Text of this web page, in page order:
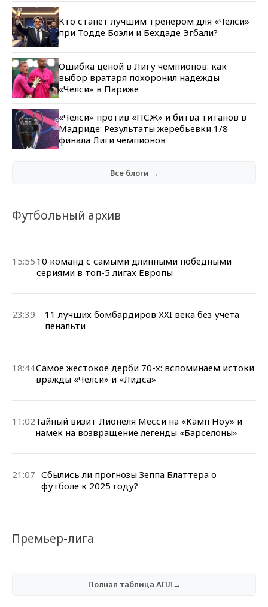
Кто станет лучшим тренером для «Челси»
при Тодде Боэли и Бехдаде Эгбали?
Ошибка ценой в Лигу чемпионов: как
выбор вратаря похоронил надежды
«Челси» в Париже
«Челси» против «ПСЖ» и битва титанов в
Мадриде: Результаты жеребьевки 1/8
финала Лиги чемпионов
Все блоги →
Футбольный архив
15:55 10 команд с самыми длинными победными
сериями в топ-5 лигах Европы
23:39
11 лучших бомбардиров XXI века без учета
пенальти
18:44Самое жестокое дерби 70-х: вспоминаем истоки
вражды «Челси» и «Лидса»
11:02Тайный визит Лионеля Месси на «Камп Ноу» и
намек на возвращение легенды «Барселоны»
21:07 Сбылись ли прогнозы Зеппа Блаттера о
футболе к 2025 году?
Премьер-лига
Полная таблица АПЛ→